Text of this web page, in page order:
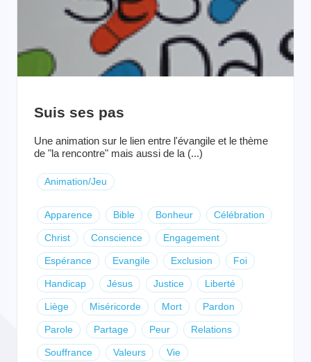
Suis ses pas
Une animation sur le lien entre l'évangile et le thème
de "la rencontre" mais aussi de la (...)
Animation/Jeu
Apparence Bible Bonheur Célébration
Christ Conscience Engagement
Espérance Evangile Exclusion Foi
Handicap Jésus Justice Liberté
Liège Miséricorde Mort Pardon
Parole Partage Peur Relations
Souffrance Valeurs Vie